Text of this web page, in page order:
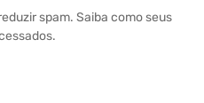
spam. Saiba como seus
.